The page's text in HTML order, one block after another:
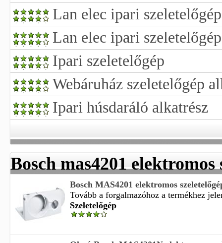
Lan elec ipari
Lan elec ipari szeletelőgép
Ipari szeletelőgép
Webáruház szeletelőgép
Ipari húsdaráló alkatrész
Bosch mas4201 elektromos
Bosch MAS4201 elektromos
Tovább a forgalmazóhoz a termékhez
Szeletelőgép